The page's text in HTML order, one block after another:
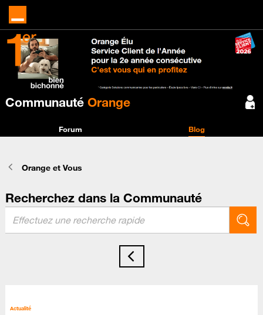
Communauté Orange
Forum Blog
Orange et Vous
Recherchez dans la Communauté
Actualité